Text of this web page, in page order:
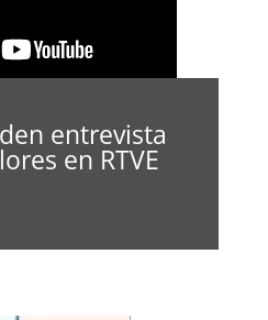
entrevista
en RTVE